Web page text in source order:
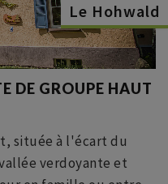
Le Hohwald
DE GROUPE HAUT
située à l'écart du
verdoyante et